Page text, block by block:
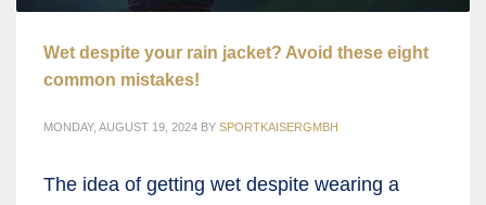
Wet despite your rain jacket? Avoid these eight
common mistakes!
MONDAY, AUGUST 19, 2024 BY SPORTKAISERGMBH
The idea of getting wet despite wearing a